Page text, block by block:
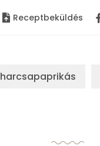
Receptbeküldés
harcsapaprikás